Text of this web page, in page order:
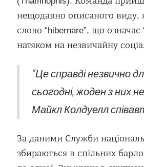
нещодавно описаного виду,
слово “hibernare”, що
натяком на незвичайну
“Це справді незвично
сьогодні, жоден з них
Майкл Колдуелл
За даними Служби
збираються в спільних